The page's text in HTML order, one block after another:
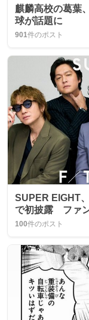
麒麟高校の葛葉
球が話題に
901件のポスト
SUPER EIGHT
で初披露 ファン
100件のポスト